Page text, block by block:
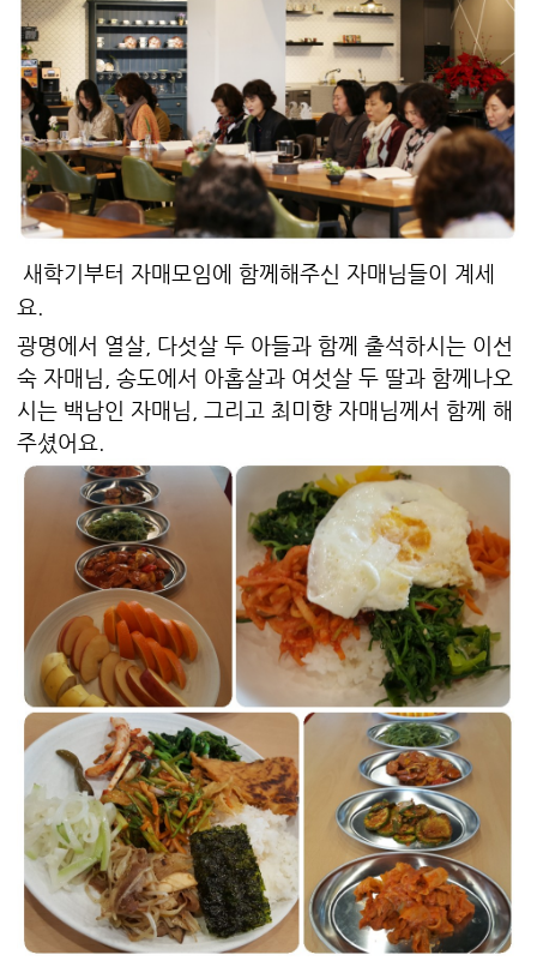
새학기부터 자매모임에 함께해주신 자매님들이 계세
요.
광명에서 열살, 다섯살 두 아들과 함께 출석하시는 이선
숙 자매님, 송도에서 아홉살과 여섯살 두 딸과 함께나오
시는 백남인 자매님, 그리고 최미향 자매님께서 함께 해
주셨어요.